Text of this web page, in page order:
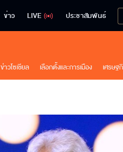
ข่าว LIVE ประชาสัมพันธ์
ข่าวโซเชียล เลือกตั้งและการเมือง เศรษฐ